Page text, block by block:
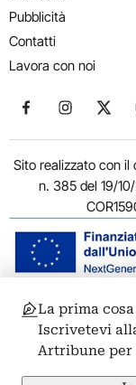
Pubblicità
Contatti
Lavora con noi
Seguici suSeguici su
Sito realizzato con il
n. 385 del 19/
© 2011-2026
00186 Roma - P.I.
Privacy:
ARTRIBUNE srl –
La prima
Iscrivetevi
Artribune per